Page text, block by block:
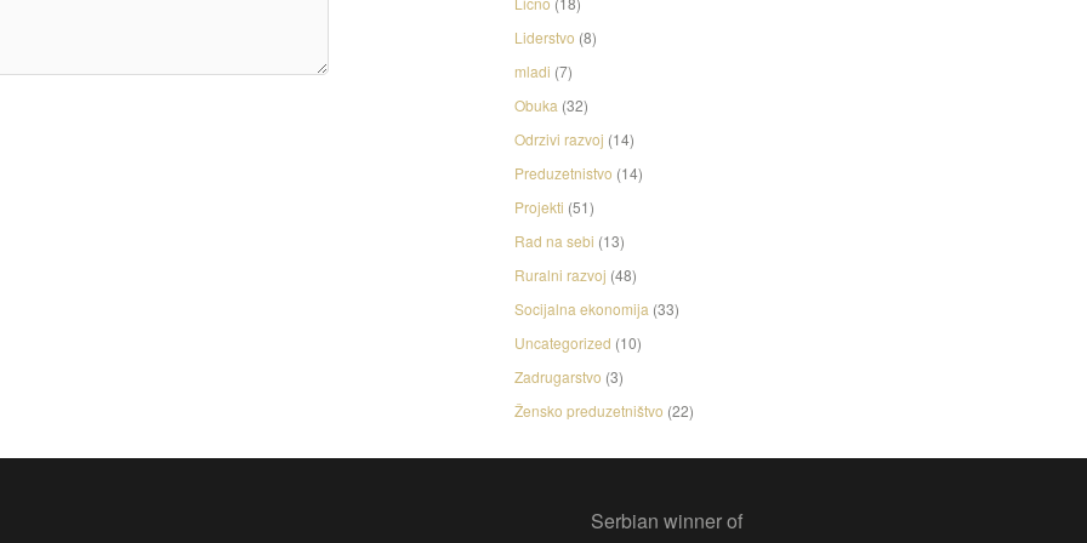
Liderstvo (8)
mladi (7)
Obuka (32)
Odrzivi razvoj (14)
Preduzetnistvo (14)
Projekti (51)
Rad na sebi (13)
Ruralni razvoj (48)
Socijalna ekonomija (33)
Uncategorized (10)
Zadrugarstvo (3)
Žensko preduzetništvo (22)
Serbian winner of